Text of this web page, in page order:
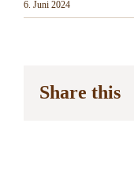
6. Juni 2024
Share this